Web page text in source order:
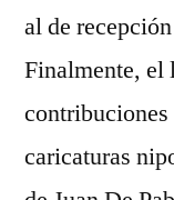
al de
Finalmente, el
contribuciones
caricaturas